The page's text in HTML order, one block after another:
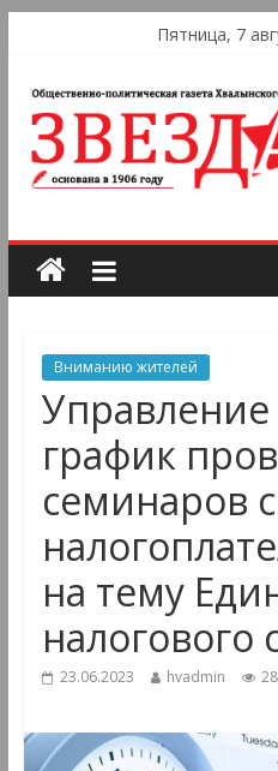
Пятница, 7
Вниманию жителей
Управление
график
семинаров с
на тему
налогового
23.06.2023 hvadmin